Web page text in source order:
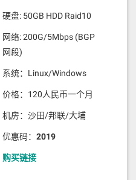
硬盘: 50GB HDD Raid10
网络: 200G/5Mbps (BGP
网段)
系统：Linux/Windows
价格：120人民币一个月
机房：沙田/邦联/大埔
优惠码： 2019
购买链接